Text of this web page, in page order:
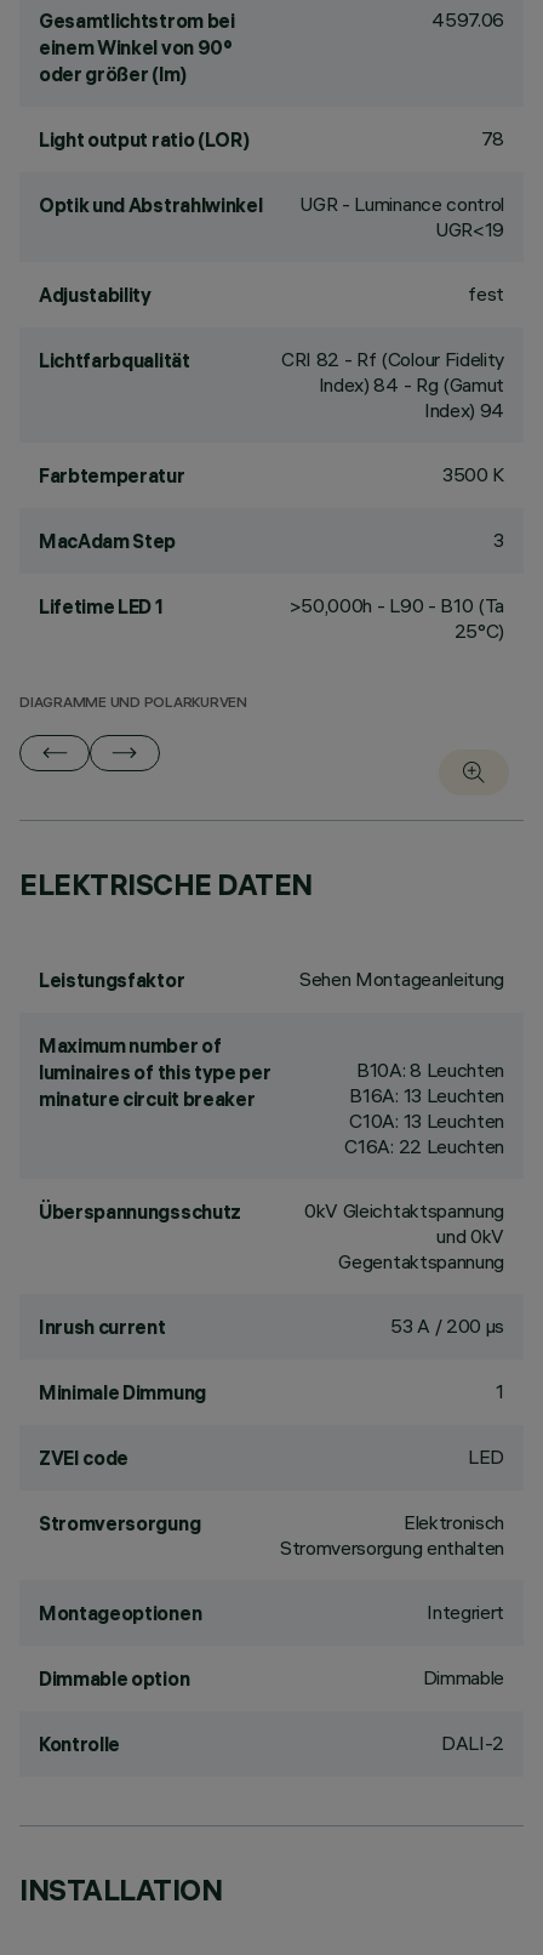
Gesamtlichtstrom bei
einem Winkel von 90°
oder größer (lm)
4597.06
Light output ratio (LOR) 78
Optik und Abstrahlwinkel
UGR - Luminance control
UGR<19
Adjustability fest
Lichtfarbqualität CRI 82 - Rf (Colour Fidelity
Index) 84 - Rg (Gamut
Index) 94
Farbtemperatur 3500 K
MacAdam Step 3
Lifetime LED 1
>50,000h - L90 - B10 (Ta
25°C)
DIAGRAMME UND POLARKURVEN
ELEKTRISCHE DATEN
Leistungsfaktor Sehen Montageanleitung
Maximum number of
luminaires of this type per
minature circuit breaker
B10A: 8 Leuchten
B16A: 13 Leuchten
C10A: 13 Leuchten
C16A: 22 Leuchten
Überspannungsschutz
0kV Gleichtaktspannung
und 0kV
Gegentaktspannung
Inrush current 53 A / 200 µs
Minimale Dimmung 1
ZVEI code LED
Stromversorgung
Elektronisch
Stromversorgung enthalten
Montageoptionen Integriert
Dimmable option Dimmable
Kontrolle DALI-2
INSTALLATION